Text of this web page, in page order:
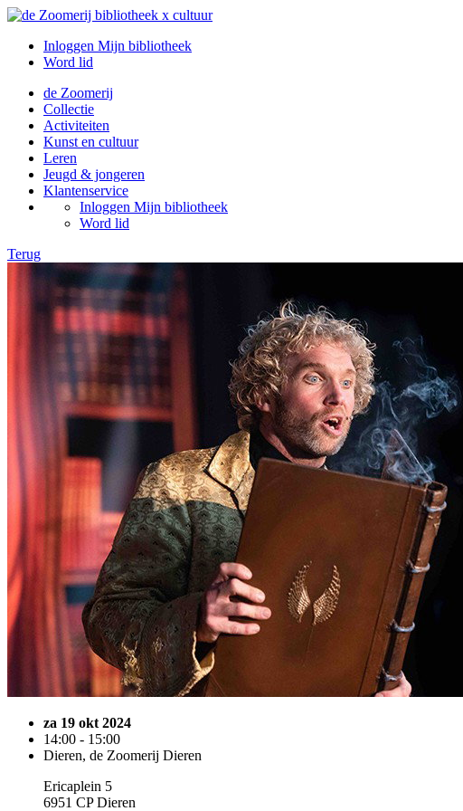
Inloggen Mijn bibliotheek
Word lid
de Zoomerij
Collectie
Activiteiten
Kunst en cultuur
Leren
Jeugd & jongeren
Klantenservice
Inloggen Mijn bibliotheek
Word lid
Terug
za 19 okt 2024
14:00 - 15:00
Dieren, de Zoomerij Dieren
Ericaplein 5
6951 CP Dieren